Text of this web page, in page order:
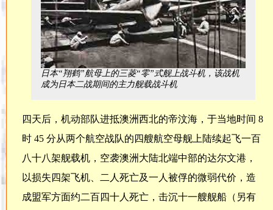
日本“翔鹤”航母上的三菱“零”式舰上战斗机，该战机
成为日本二战期间的主力舰载战斗机
四天后，机动部队进抵澳洲西北的帝汶海，于当地时间 8
时 45 分从两个航空战队的四艘航空母舰上陆续起飞一百
八十八架舰载机，空袭澳洲大陆北端中部的达尔文港，
以损失四架飞机、二人死亡及一人被俘的微弱代价，造
成盟军方面约二百四十人死亡，击沉十一艘舰船（另有